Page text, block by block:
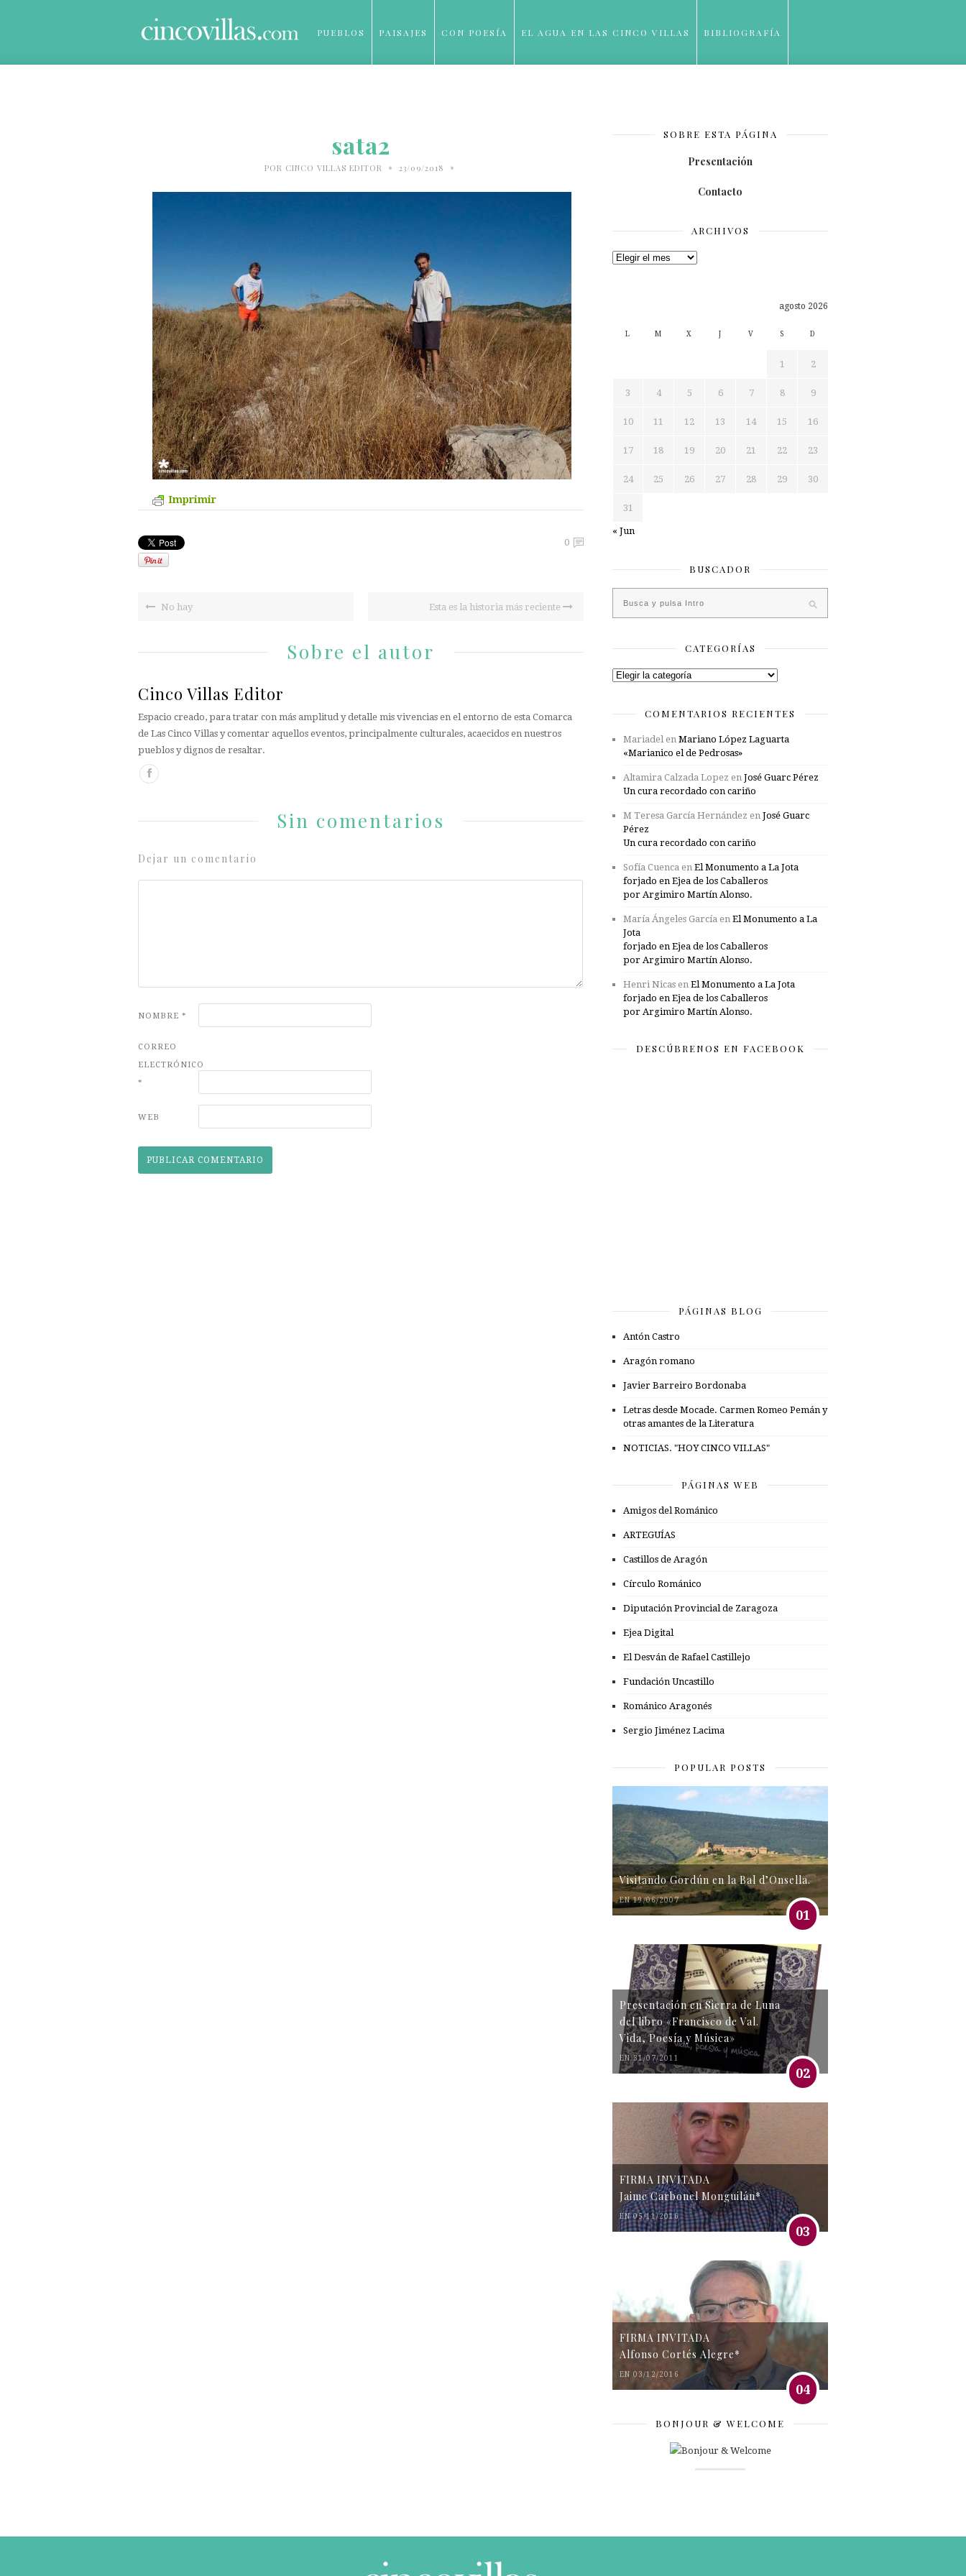
PUEBLOS PAISAJES CON POESÍA EL AGUA EN LAS CINCO VILLAS BIBLIOGRAFÍA
sata2
POR CINCO VILLAS EDITOR • 23/09/2018 •
Imprimir
0
No hay Esta es la historia más reciente
Sobre el autor
Cinco Villas Editor
Espacio creado, para tratar con más amplitud y detalle mis vivencias en el entorno de esta Comarca
de Las Cinco Villas y comentar aquellos eventos, principalmente culturales, acaecidos en nuestros
pueblos y dignos de resaltar.
Sin comentarios
Dejar un comentario
NOMBRE *
CORREO
ELECTRÓNICO
*
WEB
SOBRE ESTA PÁGINA
Presentación
Contacto
ARCHIVOS
Archivos
agosto 2026
L M X J V S D
1 2
3 4 5 6 7 8 9
10 11 12 13 14 15 16
17 18 19 20 21 22 23
24 25 26 27 28 29 30
31
« Jun
BUSCADOR
CATEGORÍAS
Categorías
COMENTARIOS RECIENTES
Mariadelen Mariano López Laguarta
«Marianico el de Pedrosas»
Altamira Calzada Lopez en José Guarc Pérez
Un cura recordado con cariño
M Teresa García Hernández en José Guarc
Pérez
Un cura recordado con cariño
Sofía Cuenca en El Monumento a La Jota
forjado en Ejea de los Caballeros
por Argimiro Martín Alonso.
María Ángeles García en El Monumento a La
Jota
forjado en Ejea de los Caballeros
por Argimiro Martín Alonso.
Henri Nicas en El Monumento a La Jota
forjado en Ejea de los Caballeros
por Argimiro Martín Alonso.
DESCÚBRENOS EN FACEBOOK
PÁGINAS BLOG
Antón Castro
Aragón romano
Javier Barreiro Bordonaba
Letras desde Mocade. Carmen Romeo Pemán y
otras amantes de la Literatura
NOTICIAS. "HOY CINCO VILLAS"
PÁGINAS WEB
Amigos del Románico
ARTEGUÍAS
Castillos de Aragón
Círculo Románico
Diputación Provincial de Zaragoza
Ejea Digital
El Desván de Rafael Castillejo
Fundación Uncastillo
Románico Aragonés
Sergio Jiménez Lacima
POPULAR POSTS
Visitando Gordún en la Bal d’Onsella.
EN 19/06/2007
01
Presentación en Sierra de Luna
del libro «Francisco de Val.
Vida, Poesía y Música»
EN 31/07/2011
02
FIRMA INVITADA
Jaime Carbonel Monguilán*
EN 05/11/2016
03
FIRMA INVITADA
Alfonso Cortés Alegre*
EN 03/12/2016
04
BONJOUR & WELCOME